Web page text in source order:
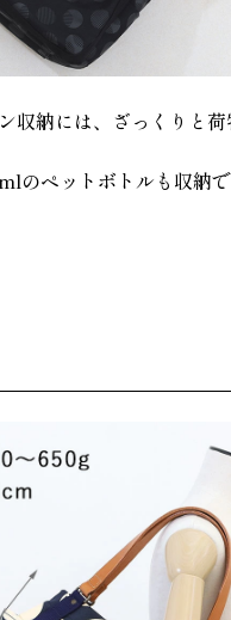
収納には、ざっくりと
のペットボトルも収納で